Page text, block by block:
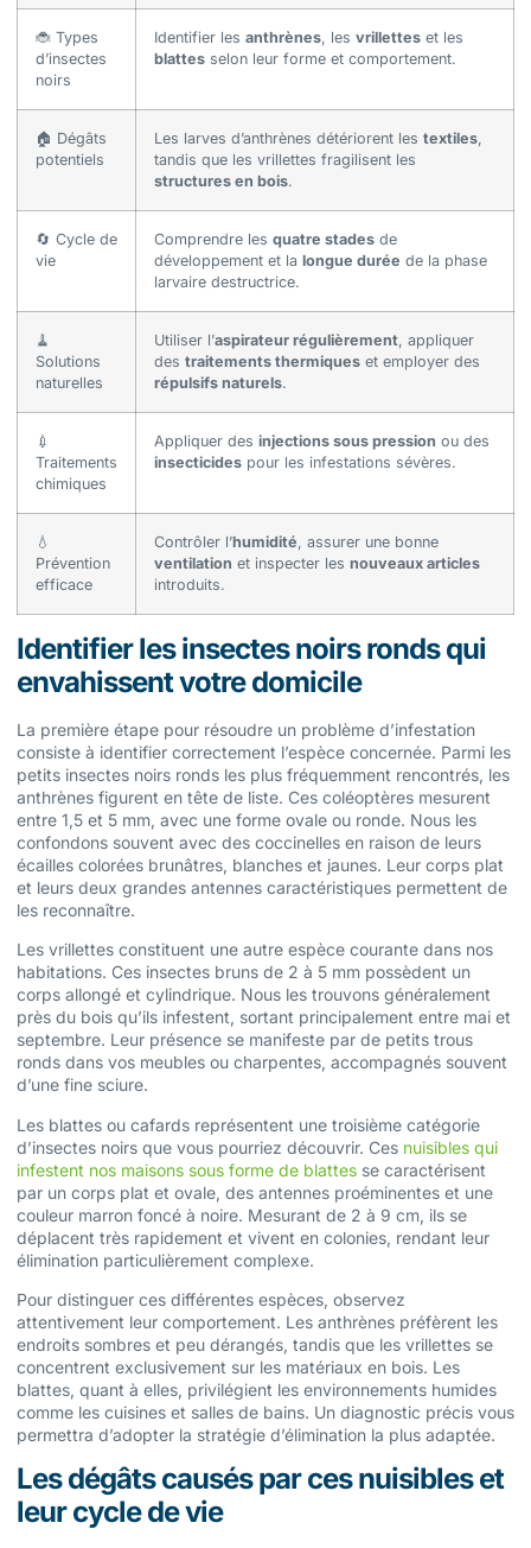
🐞 Types
d’insectes
noirs
Identifier les anthrènes , les vrillettes et les
blattes selon leur forme et comportement.
🏠 Dégâts
potentiels
Les larves d’anthrènes détériorent les textiles
tandis que les vrillettes fragilisent les
structures en bois.
🔄 Cycle de
vie
Comprendre les quatre stades de
développement et la longue durée de la phase
larvaire destructrice.
🧹
Solutions
naturelles
Utiliser l’aspirateur régulièrement , appliquer
des traitements thermiques et employer des
répulsifs naturels.
💉
Traitements
chimiques
Appliquer des injections sous pression ou des
insecticides pour les infestations sévères.
💧
Prévention
efficace
Contrôler l’humidité , assurer une bonne
ventilation et inspecter les nouveaux articles
introduits.
Identifier les insectes noirs ronds qui
envahissent votre domicile
La première étape pour résoudre un problème d’infestation
consiste à identifier correctement l’espèce concernée. Parmi les
petits insectes noirs ronds les plus fréquemment rencontrés, les
anthrènes figurent en tête de liste. Ces coléoptères mesurent
entre 1,5 et 5 mm, avec une forme ovale ou ronde. Nous les
confondons souvent avec des coccinelles en raison de leurs
écailles colorées brunâtres, blanches et jaunes. Leur corps plat
et leurs deux grandes antennes caractéristiques permettent de
les reconnaître.
Les vrillettes constituent une autre espèce courante dans nos
habitations. Ces insectes bruns de 2 à 5 mm possèdent un
corps allongé et cylindrique. Nous les trouvons généralement
près du bois qu’ils infestent, sortant principalement entre mai et
septembre. Leur présence se manifeste par de petits trous
ronds dans vos meubles ou charpentes, accompagnés souvent
d’une fine sciure.
Les blattes ou cafards représentent une troisième catégorie
d’insectes noirs que vous pourriez découvrir. Ces nuisibles qui
infestent nos maisons sous forme de blattes se caractérisent
par un corps plat et ovale, des antennes proéminentes et une
couleur marron foncé à noire. Mesurant de 2 à 9 cm, ils se
déplacent très rapidement et vivent en colonies, rendant leur
élimination particulièrement complexe.
Pour distinguer ces différentes espèces, observez
attentivement leur comportement. Les anthrènes préfèrent les
endroits sombres et peu dérangés, tandis que les vrillettes se
concentrent exclusivement sur les matériaux en bois. Les
blattes, quant à elles, privilégient les environnements humides
comme les cuisines et salles de bains. Un diagnostic précis vous
permettra d’adopter la stratégie d’élimination la plus adaptée.
Les dégâts causés par ces nuisibles et
leur cycle de vie